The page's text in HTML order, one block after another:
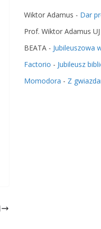
Wiktor Adamus - Dar
Prof. Wiktor Adamus UJ
BEATA - Jubileuszowa
Factorio - Jubileusz
Momodora - Z